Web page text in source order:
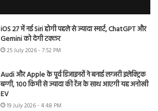
iOS 27 में नई Siri होगी पहले से ज्यादा स्मार्ट, ChatGPT और
Gemini को देगी टक्कर
25 July 2026 - 7:52 PM
Audi और Apple के पूर्व डिजाइनरों ने बनाई लग्जरी इलेक्ट्रिक
बग्गी, 100 किमी से ज्यादा की रेंज के साथ आएगी यह अनोखी
EV
19 July 2026 - 4:48 PM